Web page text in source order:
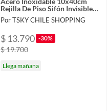
Rejilla De Piso Sifón Invisible
Antiolor
Por TSKY CHILE SHOPPING
$ 13.790 -30%
$ 19.700
Llega mañana